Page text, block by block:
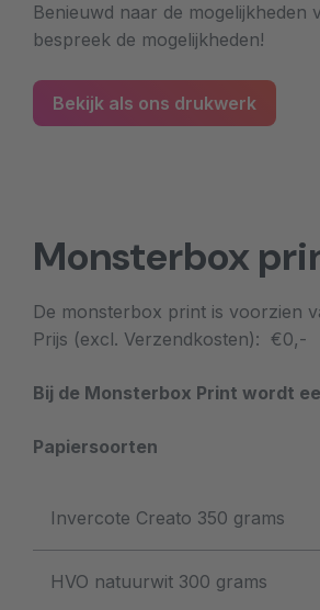
Benieuwd naar de
bespreek de mogelijkheden!
Bekijk als ons drukwerk
Monsterbox
De monsterbox print is voorzien
Prijs (excl. Verzendkosten): €0,-
Bij de Monsterbox Print wordt
Papiersoorten
Invercote Creato 350 grams
HVO natuurwit 300 grams